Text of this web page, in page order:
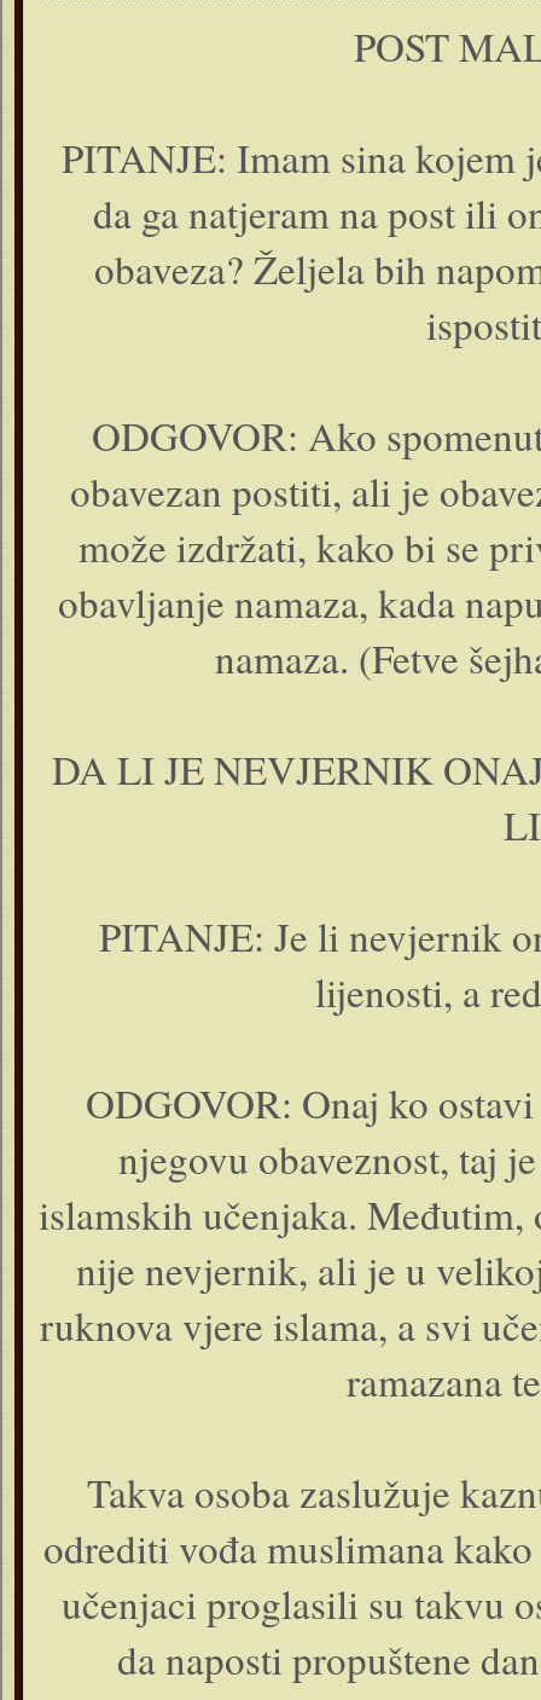
POST
PITANJE: Imam sina kojem
da ga natjeram na post ili
obaveza? Željela bih
ODGOVOR: Ako
obavezan postiti, ali je
može izdržati, kako bi se
obavljanje namaza, kada
namaza. (Fetve
DA LI JE NEVJERNIK
PITANJE: Je li nevjernik
lijenosti, a
ODGOVOR: Onaj ko
njegovu obaveznost, taj
islamskih učenjaka.
nije nevjernik, ali je u
ruknova vjere islama, a svi
ramazana
Takva osoba zaslužuje
odrediti vođa muslimana
učenjaci proglasili su takvu
da naposti propuštene